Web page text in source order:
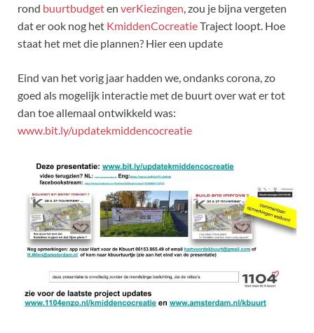
rond buurtbudgeten verKiezingen, zou je bijna vergeten
dat er ook nog het KmiddenCocreatieTraject loopt. Hoe
staat het met die plannen? Hier een update
Eind van het vorig jaar hadden we, ondanks corona, zo
goed als mogelijk interactie met de buurt over wat er tot
dan toe allemaal ontwikkeld was:
www.bit.ly/updatekmiddencocreatie